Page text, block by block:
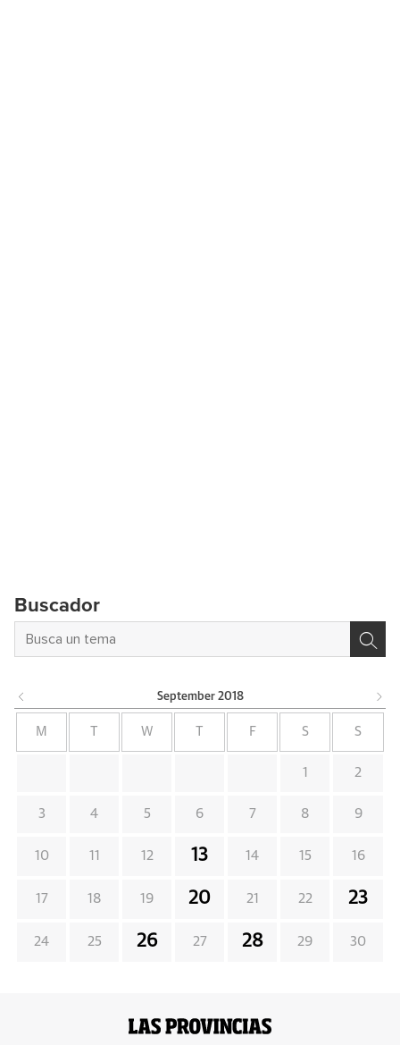
Buscador
September 2018
M T W T F S S
1 2
3 4 5 6 7 8 9
10 11 12 13 14 15 16
17 18 19 20 21 22 23
24 25 26 27 28 29 30